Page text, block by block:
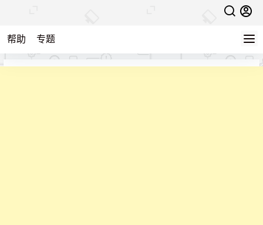
帮助 专题